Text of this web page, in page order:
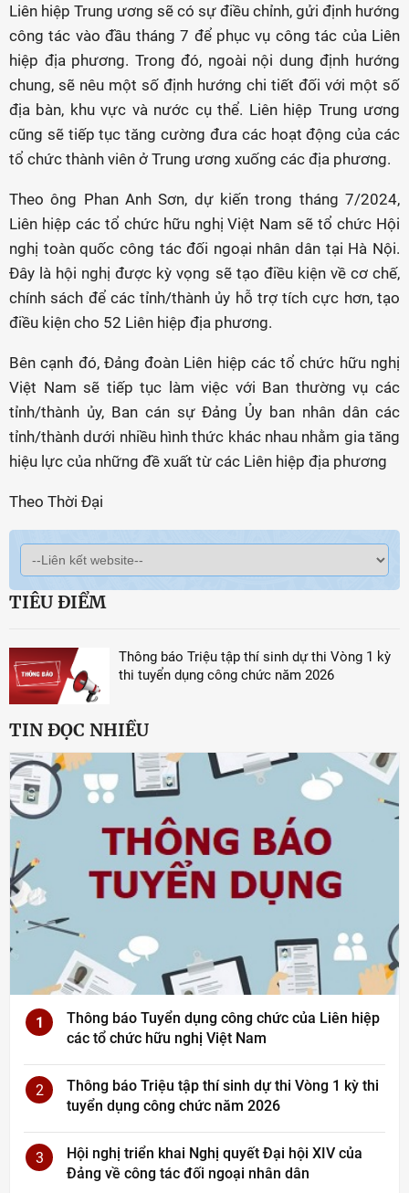
Liên hiệp Trung ương sẽ có sự điều chỉnh, gửi định hướng
công tác vào đầu tháng 7 để phục vụ công tác của Liên
hiệp địa phương. Trong đó, ngoài nội dung định hướng
chung, sẽ nêu một số định hướng chi tiết đối với một số
địa bàn, khu vực và nước cụ thể. Liên hiệp Trung ương
cũng sẽ tiếp tục tăng cường đưa các hoạt động của các
tổ chức thành viên ở Trung ương xuống các địa phương.
Theo ông Phan Anh Sơn, dự kiến trong tháng 7/2024,
Liên hiệp các tổ chức hữu nghị Việt Nam sẽ tổ chức Hội
nghị toàn quốc công tác đối ngoại nhân dân tại Hà Nội.
Đây là hội nghị được kỳ vọng sẽ tạo điều kiện về cơ chế,
chính sách để các tỉnh/thành ủy hỗ trợ tích cực hơn, tạo
điều kiện cho 52 Liên hiệp địa phương.
Bên cạnh đó, Đảng đoàn Liên hiệp các tổ chức hữu nghị
Việt Nam sẽ tiếp tục làm việc với Ban thường vụ các
tỉnh/thành ủy, Ban cán sự Đảng Ủy ban nhân dân các
tỉnh/thành dưới nhiều hình thức khác nhau nhằm gia tăng
hiệu lực của những đề xuất từ các Liên hiệp địa phương
Theo Thời Đại
TIÊU ĐIỂM
Thông báo Triệu tập thí sinh dự thi Vòng 1 kỳ
thi tuyển dụng công chức năm 2026
TIN ĐỌC NHIỀU
1
Thông báo Tuyển dụng công chức của Liên hiệp
các tổ chức hữu nghị Việt Nam
2
Thông báo Triệu tập thí sinh dự thi Vòng 1 kỳ thi
tuyển dụng công chức năm 2026
3
Hội nghị triển khai Nghị quyết Đại hội XIV của
Đảng về công tác đối ngoại nhân dân